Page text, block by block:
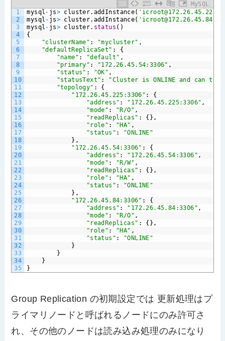
MySQL
1
2
3
4
5
6
7
8
9
10
11
12
13
14
15
16
17
18
19
20
21
22
23
24
25
26
27
28
29
30
31
32
33
34
35
mysql - js> cluster.addInstance( 'icroot@172.26.45.225'
mysql - js> cluster.addInstance( 'icroot@172.26.45.84'
mysql - js> cluster. status ()
{
"clusterName" : "mycluster" ,
"defaultReplicaSet" :
{
"name" : "default" ,
"primary" : "172.26.45.54:3306" ,
"status" : "OK" ,
"statusText" :
"Cluster is ONLINE and can
"topology" :
{
"172.26.45.225:3306" :
{
"address" : "172.26.45.225:3306" ,
"mode" : "R/O" ,
"readReplicas" :
{},
"role" : "HA" ,
"status" :
"ONLINE"
},
"172.26.45.54:3306" :
{
"address" : "172.26.45.54:3306" ,
"mode" : "R/W" ,
"readReplicas" :
{},
"role" : "HA" ,
"status" :
"ONLINE"
},
"172.26.45.84:3306" :
{
"address" : "172.26.45.84:3306" ,
"mode" : "R/O" ,
"readReplicas" :
{},
"role" : "HA" ,
"status" :
"ONLINE"
}
}
}
}
Group Replication の初期設定では 更新処理はプ
ライマリノードと呼ばれるノードにのみ許可さ
れ、その他のノードは読み込み処理のみになり